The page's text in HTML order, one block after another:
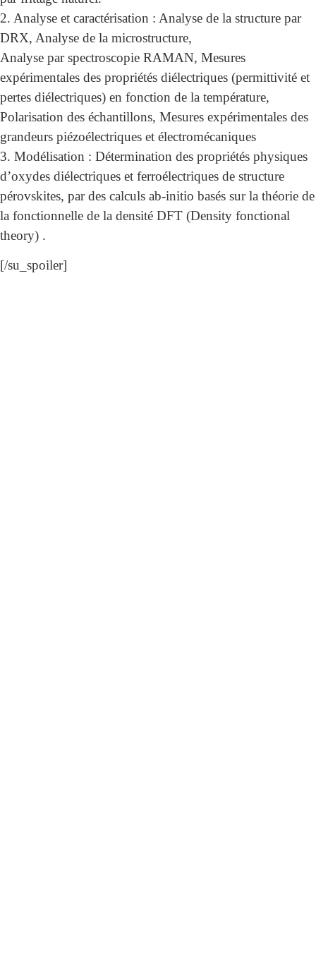
2. Analyse et caractérisation : Analyse de la structure par
DRX, Analyse de la microstructure,
Analyse par spectroscopie RAMAN, Mesures
expérimentales des propriétés diélectriques (permittivité et
pertes diélectriques) en fonction de la température,
Polarisation des échantillons, Mesures expérimentales des
grandeurs piézoélectriques et électromécaniques
3. Modélisation : Détermination des propriétés physiques
d’oxydes diélectriques et ferroélectriques de structure
pérovskites, par des calculs ab-initio basés sur la théorie de
la fonctionnelle de la densité DFT (Density fonctional
theory) .
[/su_spoiler]